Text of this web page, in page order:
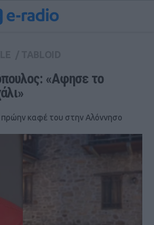
«Αφησε το
πρώην καφέ του στην Αλόννησο